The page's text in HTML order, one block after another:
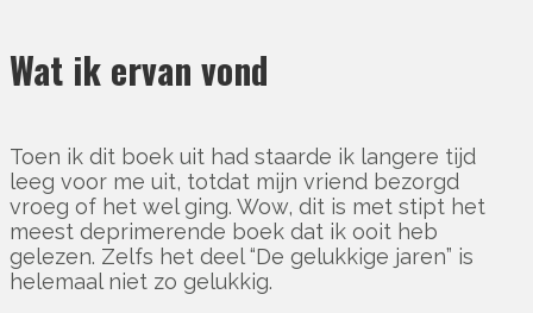
Wat ik ervan vond
Toen ik dit boek uit had staarde ik langere tijd
leeg voor me uit, totdat mijn vriend bezorgd
vroeg of het wel ging. Wow, dit is met stipt het
meest deprimerende boek dat ik ooit heb
gelezen. Zelfs het deel “De gelukkige jaren” is
helemaal niet zo gelukkig.